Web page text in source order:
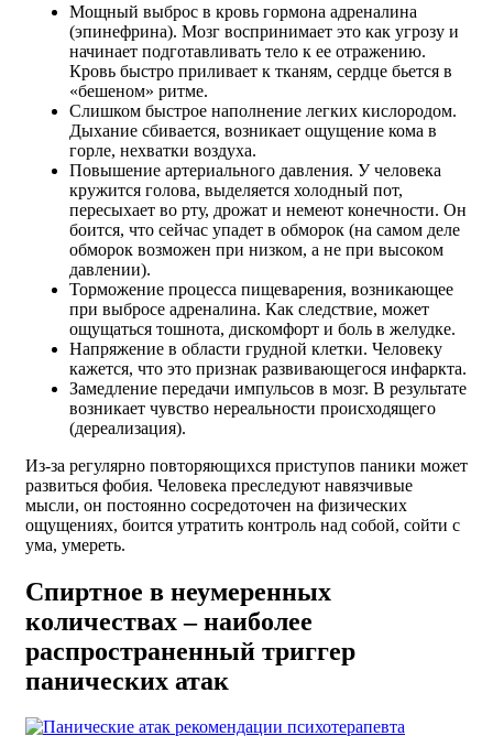
Мощный выброс в кровь гормона адреналина
(эпинефрина). Мозг воспринимает это как угрозу и
начинает подготавливать тело к ее отражению.
Кровь быстро приливает к тканям, сердце бьется в
«бешеном» ритме.
Слишком быстрое наполнение легких кислородом.
Дыхание сбивается, возникает ощущение кома в
горле, нехватки воздуха.
Повышение артериального давления. У человека
кружится голова, выделяется холодный пот,
пересыхает во рту, дрожат и немеют конечности. Он
боится, что сейчас упадет в обморок (на самом деле
обморок возможен при низком, а не при высоком
давлении).
Торможение процесса пищеварения, возникающее
при выбросе адреналина. Как следствие, может
ощущаться тошнота, дискомфорт и боль в желудке.
Напряжение в области грудной клетки. Человеку
кажется, что это признак развивающегося инфаркта.
Замедление передачи импульсов в мозг. В результате
возникает чувство нереальности происходящего
(дереализация).
Из-за регулярно повторяющихся приступов паники может
развиться фобия. Человека преследуют навязчивые
мысли, он постоянно сосредоточен на физических
ощущениях, боится утратить контроль над собой, сойти с
ума, умереть.
Спиртное в неумеренных
количествах – наиболее
распространенный триггер
панических атак